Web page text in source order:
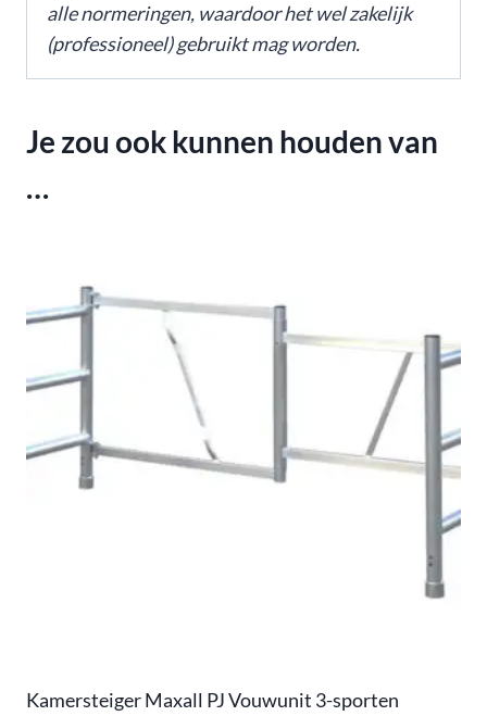
alle normeringen, waardoor het wel zakelijk
(professioneel) gebruikt mag worden.
Je zou ook kunnen houden van
…
Kamersteiger Maxall PJ Vouwunit 3-sporten